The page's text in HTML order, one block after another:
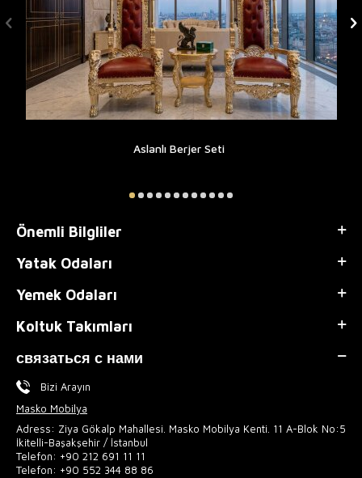
Aslanlı Berjer Seti
Önemli Bilgliler
Yatak Odaları
Yemek Odaları
Koltuk Takımları
связаться с нами
Bizi Arayın
Masko Mobilya
Adress: Ziya Gökalp Mahallesi. Masko Mobilya Kenti. 11 A-Blok No:5
İkitelli-Başakşehir / İstanbul
Telefon: +90 212 691 11 11
Telefon: +90 552 344 88 86